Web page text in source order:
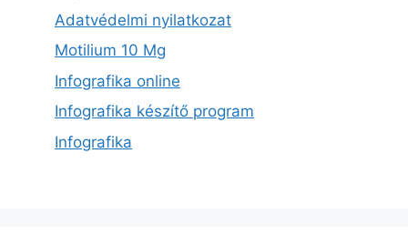
Adatvédelmi nyilatkozat
Motilium 10 Mg
Infografika online
Infografika készítő program
Infografika